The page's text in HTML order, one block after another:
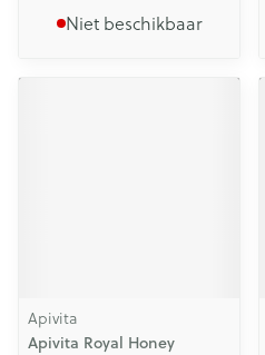
Niet beschikbaar
Apivita
Apivita Royal Honey